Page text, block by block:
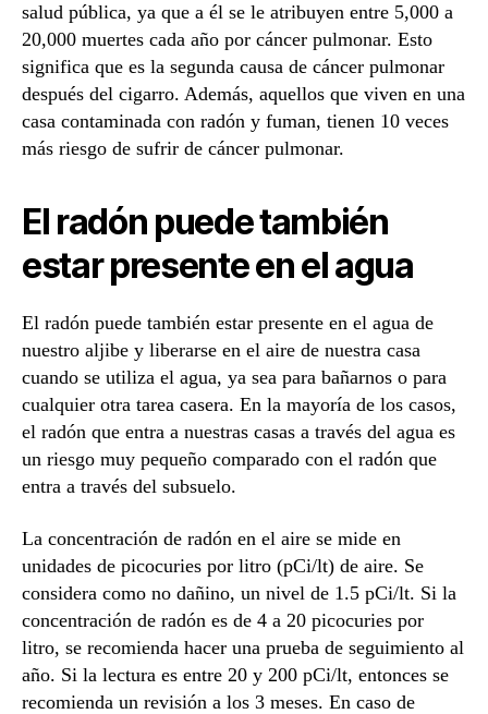
salud pública, ya que a él se le atribuyen entre 5,000 a
20,000 muertes cada año por cáncer pulmonar. Esto
significa que es la segunda causa de cáncer pulmonar
después del cigarro. Además, aquellos que viven en una
casa contaminada con radón y fuman, tienen 10 veces
más riesgo de sufrir de cáncer pulmonar.
El radón puede también
estar presente en el agua
El radón puede también estar presente en el agua de
nuestro aljibe y liberarse en el aire de nuestra casa
cuando se utiliza el agua, ya sea para bañarnos o para
cualquier otra tarea casera. En la mayoría de los casos,
el radón que entra a nuestras casas a través del agua es
un riesgo muy pequeño comparado con el radón que
entra a través del subsuelo.
La concentración de radón en el aire se mide en
unidades de picocuries por litro (pCi/lt) de aire. Se
considera como no dañino, un nivel de 1.5 pCi/lt. Si la
concentración de radón es de 4 a 20 picocuries por
litro, se recomienda hacer una prueba de seguimiento al
año. Si la lectura es entre 20 y 200 pCi/lt, entonces se
recomienda un revisión a los 3 meses. En caso de